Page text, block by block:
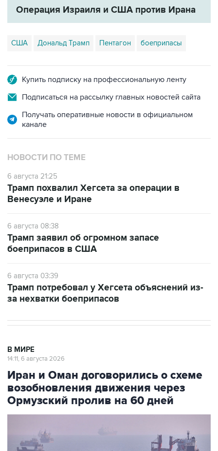
Операция Израиля и США против Ирана
США Дональд Трамп Пентагон боеприпасы
Купить подписку на профессиональную ленту
Подписаться на рассылку главных новостей сайта
Получать оперативные новости в официальном
канале
НОВОСТИ ПО ТЕМЕ
6 августа 21:25
Трамп похвалил Хегсета за операции в
Венесуэле и Иране
6 августа 08:38
Трамп заявил об огромном запасе
боеприпасов в США
6 августа 03:39
Трамп потребовал у Хегсета объяснений из-
за нехватки боеприпасов
В МИРЕ
14:11, 6 августа 2026
Иран и Оман договорились о схеме
возобновления движения через
Ормузский пролив на 60 дней